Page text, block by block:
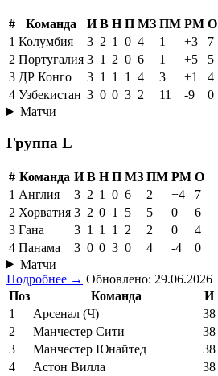
# Команда И В Н П МЗ ПМ РМ О
1 Колумбия 3 2 1 0 4 1 +3
7
2 Португалия 3 1 2 0 6 1 +5
5
3 ДР Конго 3 1 1 1 4 3 +1
4
4 Узбекистан 3 0 0 3 2 11 -9
0
Матчи
Группа L
# Команда И В Н П МЗ ПМ РМ О
1 Англия 3 2 1 0 6 2 +4
7
2 Хорватия 3 2 0 1 5 5 0
6
3 Гана 3 1 1 1 2 2 0
4
4 Панама 3 0 0 3 0 4 -4
0
Матчи
Подробнее → Обновлено: 29.06.2026
Поз
Команда И
1
Арсенал (Ч) 38
2
Манчестер Сити 38
3
Манчестер Юнайтед 38
4
Астон Вилла 38